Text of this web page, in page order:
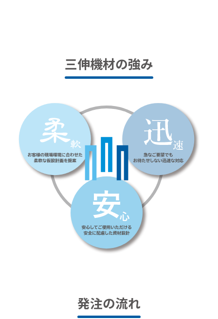
三伸機材の強み
発注の流れ